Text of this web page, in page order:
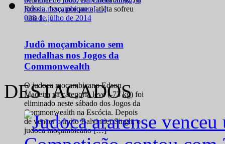
Rússia. Isso, porque a atleta sofreu
uma […]
028 de julho de 2014
Judô moçambicano sem
medalhas nos Jogos da
Commonwealth
O judoca moçambicano Edson
Madeira na categoria leve (-73 kg) foi
eliminado neste sábado dos Jogos da
Commonwealth na Escócia. Depois
de vencer o índio Balvinder Singh, o
judoca moçambicano […]
DESTACADOS